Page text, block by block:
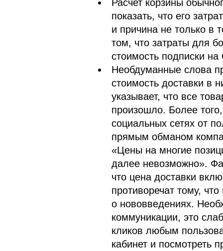
Расчет корзины
показать, что его
и причина не только в
том, что затраты для
стоимость подписки
Необдуманные слова
стоимость доставки в
указывает, что все
произошло. Более
социальных сетях от
прямым обманом
«Цены на многие
далее невозможно».
что цена доставки
противоречат тому,
о нововведениях.
коммуникации, это
кликов любым
кабинет и посмотреть